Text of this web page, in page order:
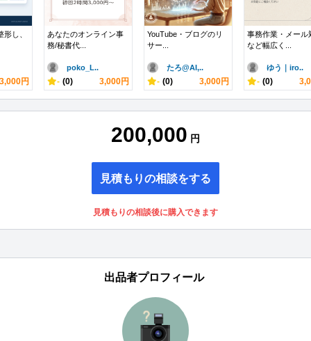
し、
3,000円
あなたのオンライン事
務/秘書代...
poko_L..
- (0) 3,000円
YouTube・ブログのリ
サー...
たろ@AI,..
- (0) 3,000円
事務作業・メール
など幅広く...
ゆう｜iro..
- (0)
200,000 円
見積もりの相談をする
見積もりの相談後に購入できます
出品者プロフィール